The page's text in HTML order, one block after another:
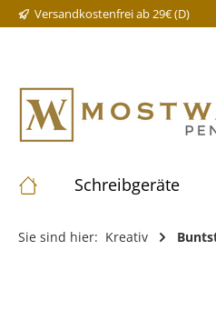
Versandkostenfrei ab 29€ (D)
Schreibgeräte
Sie sind hier: Kreativ